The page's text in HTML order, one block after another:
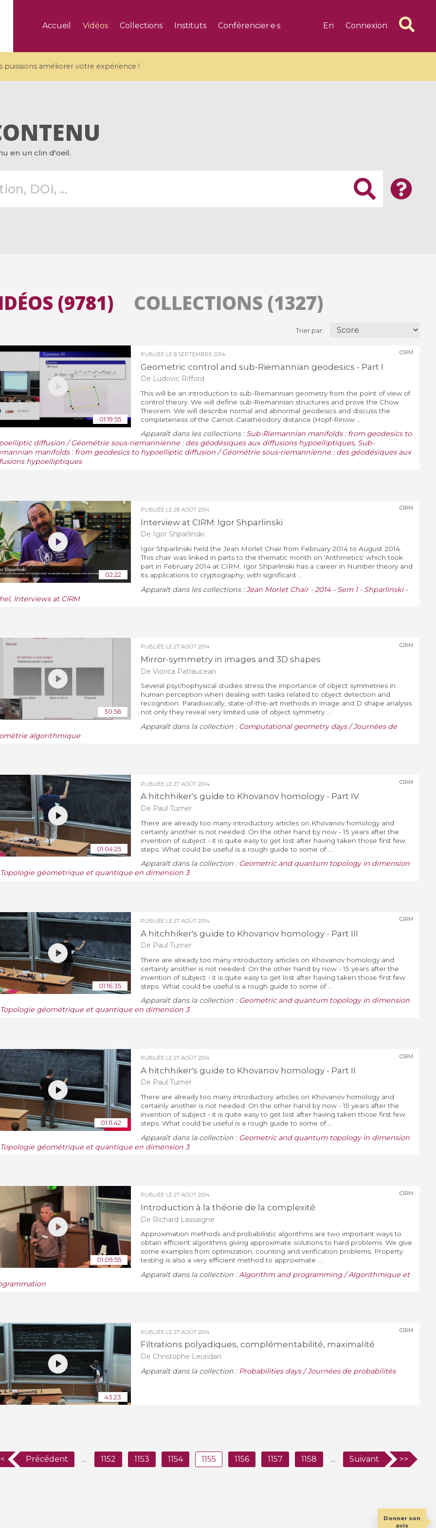
Accueil Vidéos Collections Instituts Conférencier·e·s En Connexion
puissions améliorer votre expérience !
5 videos
and affine
Introduction to Dissipative
Dynamical Systems in Infinite
en un clin d'oeil.
Trier par:
(9781)
01:19:55
PUBLIÉE LE 8 SEPTEMBRE 2014
Geometric control and sub-Riemannian geodesics - Part I
De Ludovic Rifford
CIRM
This will be an introduction to sub-Riemannian geometry from the point of view of
control theory. We will define sub-Riemannian structures and prove the Chow
Theorem. We will describe normal and abnormal geodesics and discuss the
completeness of the Carnot-Carathéodory distance (Hopf-Rinow ...
Apparaît dans les collections : Sub-Riemannian manifolds : from geodesics to
diffusion / Géométrie sous-riemannienne : des géodésiques aux diffusions hypoelliptiques, Sub-
manifolds : from geodesics to hypoelliptic diffusion / Géométrie sous-riemannienne : des géodésiques aux
hypoelliptiques
02:22
PUBLIÉE LE 28 AOÛT 2014
Interview at CIRM: Igor Shparlinski
De Igor Shparlinski
CIRM
Igor Shparlinski held the Jean Morlet Chair from February 2014 to August 2014.
This chair was linked in parts to the thematic month on 'Arithmetics' which took
part in February 2014 at CIRM. Igor Shparlinski has a career in Number theory and
its applications to cryptography, with significant ...
Apparaît dans les collections :Jean Morlet Chair - 2014 - Sem 1 - Shparlinski -
, Interviews at CIRM
30:56
PUBLIÉE LE 27 AOÛT 2014
Mirror-symmetry in images and 3D shapes
De Viorica Patraucean
CIRM
Several psychophysical studies stress the importance of object symmetries in
human perception when dealing with tasks related to object detection and
recognition. Paradoxically, state-of-the-art methods in image and D shape analysis
not only they reveal very limited use of object symmetry ...
Apparaît dans la collection : Computational geometry days / Journées de
algorithmique
01:04:25
PUBLIÉE LE 27 AOÛT 2014
A hitchhiker's guide to Khovanov homology - Part IV
De Paul Turner
CIRM
There are already too many introductory articles on Khovanov homology and
certainly another is not needed. On the other hand by now - 15 years after the
invention of subject - it is quite easy to get lost after having taken those first few
steps. What could be useful is a rough guide to some of ...
Apparaît dans la collection : Geometric and quantum topology in dimension
géométrique et quantique en dimension 3
01:16:35
PUBLIÉE LE 27 AOÛT 2014
A hitchhiker's guide to Khovanov homology - Part III
De Paul Turner
CIRM
There are already too many introductory articles on Khovanov homology and
certainly another is not needed. On the other hand by now - 15 years after the
invention of subject - it is quite easy to get lost after having taken those first few
steps. What could be useful is a rough guide to some of ...
Apparaît dans la collection : Geometric and quantum topology in dimension
géométrique et quantique en dimension 3
01:11:42
PUBLIÉE LE 27 AOÛT 2014
A hitchhiker's guide to Khovanov homology - Part II
De Paul Turner
CIRM
There are already too many introductory articles on Khovanov homology and
certainly another is not needed. On the other hand by now - 15 years after the
invention of subject - it is quite easy to get lost after having taken those first few
steps. What could be useful is a rough guide to some of ...
Apparaît dans la collection : Geometric and quantum topology in dimension
géométrique et quantique en dimension 3
01:09:55
PUBLIÉE LE 27 AOÛT 2014
Introduction à la théorie de la complexité
De Richard Lassaigne
CIRM
Approximation methods and probabilistic algorithms are two important ways to
obtain efficient algorithms giving approximate solutions to hard problems. We give
some examples from optimization, counting and verification problems. Property
testing is also a very efficient method to approximate ...
Apparaît dans la collection :Algorithm and programming / Algorithmique et
43:23
PUBLIÉE LE 27 AOÛT 2014
Filtrations polyadiques, complémentabilité, maximalité
De Christophe Leuridan
CIRM
Apparaît dans la collection : Probabilities days / Journées de probabilités
Précédent ... 1152 1153 1154 1155 1156 1157 1158 ... Suivant >>
COLLECTIONS (1327)
Donner son
avis